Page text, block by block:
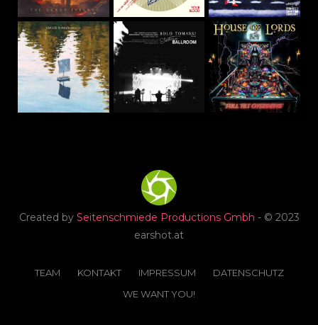
Created by Seitenschmiede Productions Gmbh - © 2023
earshot.at
TEAM KONTAKT IMPRESSUM
DATENSCHUTZ
WE WANT YOU!